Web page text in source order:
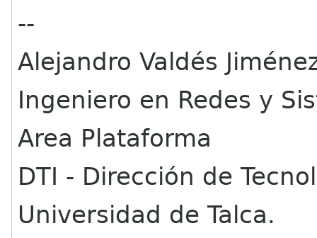
--
Alejandro Valdés
Ingeniero en Redes y
Area Plataforma
DTI - Dirección de
Universidad de Talca.